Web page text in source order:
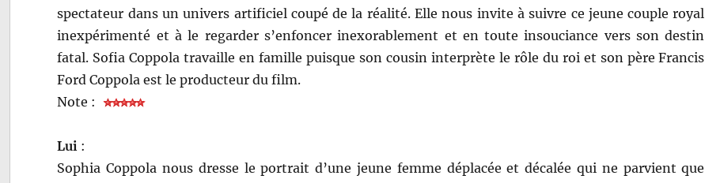
spectateur dans un univers artificiel coupé de la réalité. Elle nous invite à suivre ce jeune couple royal
inexpérimenté et à le regarder s’enfoncer inexorablement et en toute insouciance vers son destin
fatal. Sofia Coppola travaille en famille puisque son cousin interprète le rôle du roi et son père Francis
Ford Coppola est le producteur du film.
Note :
Lui :
Sophia Coppola nous dresse le portrait d’une jeune femme déplacée et décalée qui ne parvient que